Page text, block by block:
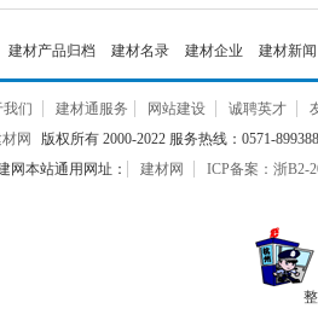
建材产品归档 建材名录 建材企业 建材新闻
我们 建材通服务 网站建设 诚聘英才
网
版权所有 2000-2022 服务热线：0571-
网本站通用网址：
建材网 ICP备案：浙B2-